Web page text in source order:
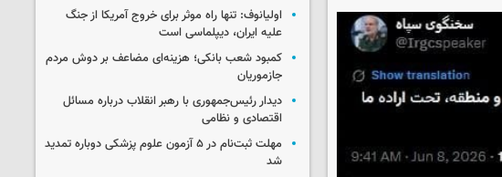
اولیانوف: تنها راه موثر برای خروج آمریکا از جنگ
علیه ایران، دیپلماسی است
کمبود شعب بانکی؛ هزینه‌ای مضاعف بر دوش مردم
جازموریان
دیدار رئیس‌جمهوری با رهبر انقلاب درباره مسائل
اقتصادی و نظامی
مهلت ثبت‌نام در ۵ آزمون علوم پزشکی دوباره تمدید
شد